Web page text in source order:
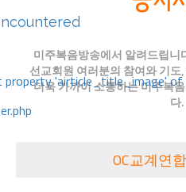
property 'airticle_title_image'
미주복음방송에서 알려드립니
선교회원 여러분의 참여와 기
더욱 가까이 소통하는 미주복
다.
OC교계연